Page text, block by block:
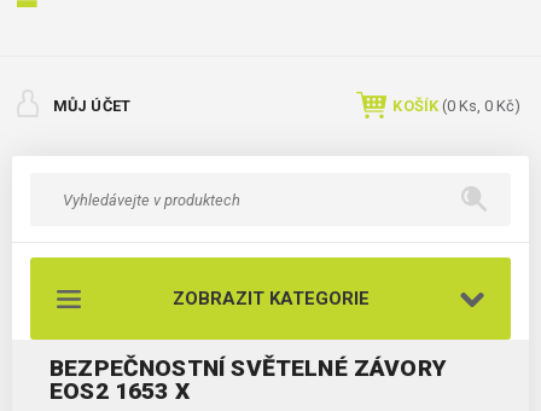
MŮJ ÚČET KOŠÍK (0 Ks, 0 Kč)
ZOBRAZIT KATEGORIE
BEZPEČNOSTNÍ SVĚTELNÉ ZÁVORY
EOS2 1653 X